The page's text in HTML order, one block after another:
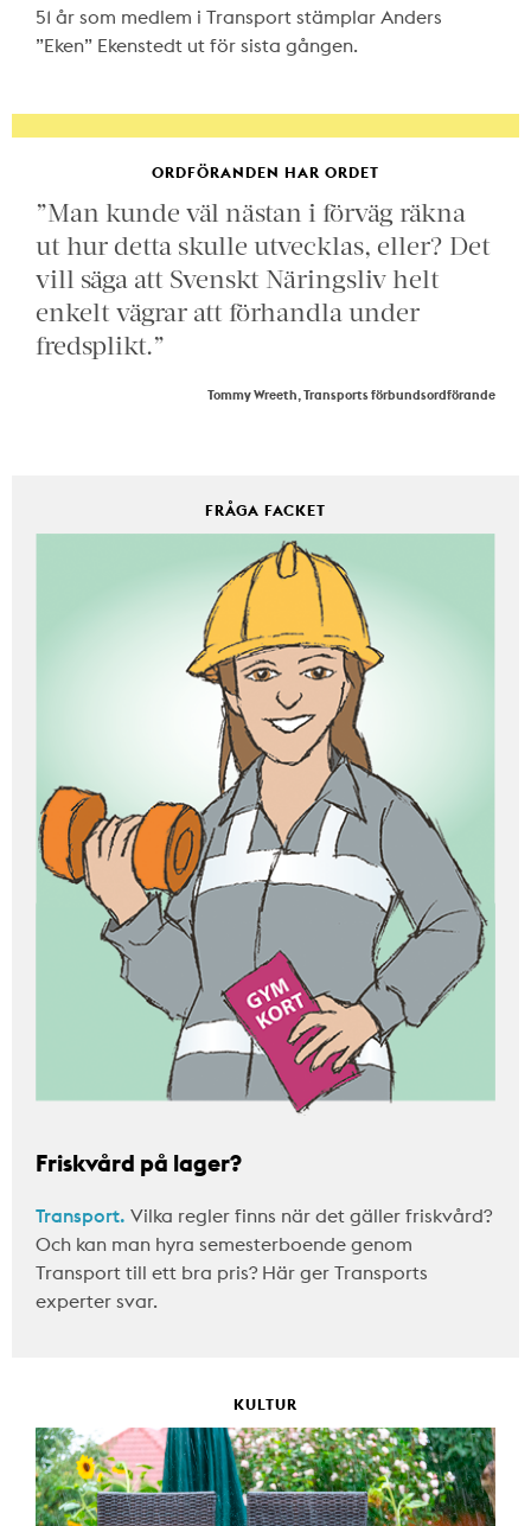
51 år som medlem i Transport stämplar Anders
”Eken” Ekenstedt ut för sista gången.
ORDFÖRANDEN HAR ORDET
”Man kunde väl nästan i förväg räkna
ut hur detta skulle utvecklas, eller? Det
vill säga att Svenskt Näringsliv helt
enkelt vägrar att förhandla under
fredsplikt.”
Tommy Wreeth, Transports förbundsordförande
FRÅGA FACKET
Friskvård på lager?
Transport. Vilka regler finns när det gäller friskvård?
Och kan man hyra semesterboende genom
Transport till ett bra pris? Här ger Transports
experter svar.
KULTUR